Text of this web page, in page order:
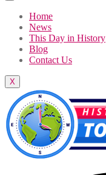
Home
News
This Day in History
Blog
Contact Us
X